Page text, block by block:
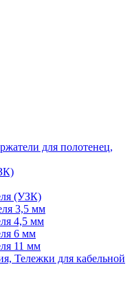
для полотенец,
(УЗК)
3,5 мм
4,5 мм
6 мм
11 мм
Тележки для кабельной